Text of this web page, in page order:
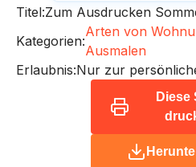
Titel:Zum Ausdrucken
Kategorien:
Arten von
Ausmalen
Erlaubnis:Nur zur
Diese